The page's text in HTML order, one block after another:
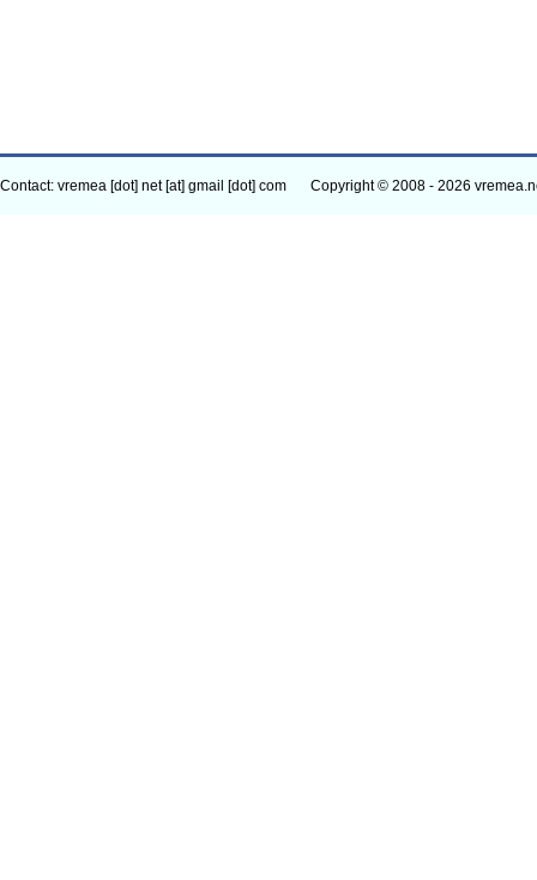
Contact: vremea [dot] net [at] gmail [dot] com Copyright © 2008 - 2026